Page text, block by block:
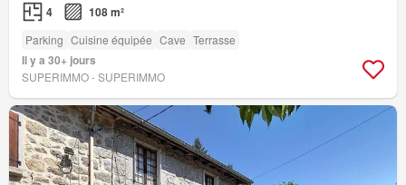
4 108 m²
Parking Cuisine équipée Cave Terrasse
Il y a 30+ jours
SUPERIMMO - SUPERIMMO